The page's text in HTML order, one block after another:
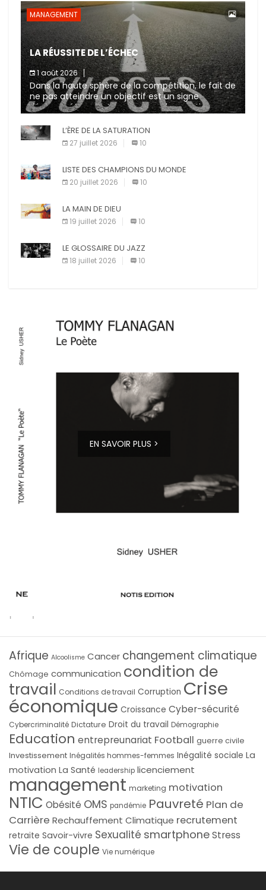
MANAGEMENT
LA RÉUSSITE DE L’ÉCHEC
1 août 2026
Dans la haute sphère de la compétition, le fait de
ne pas atteindre un objectif est un signe
d’incompétence et une source de sanctions
diverses (avertissement, […]
L’ÈRE DE LA SATURATION
27 juillet 2026 10
LISTE DES CHAMPIONS DU MONDE
20 juillet 2026 10
LA MAIN DE DIEU
19 juillet 2026 10
LE GLOSSAIRE DU JAZZ
18 juillet 2026 10
EN SAVOIR PLUS >
Afrique Alcoolisme Cancer changement climatique
Chômage communication condition de
travail Conditions de travail Corruption Crise
économique Croissance Cyber-sécurité
Cybercriminalité Dictature Droit du travail Démographie
Education entrepreunariat Football guerre civile
Investissement Inégalités hommes-femmes Inégalité sociale La
motivation La Santé leadership licenciement
management marketing motivation
NTIC Obésité OMS pandémie Pauvreté Plan de
Carrière Rechauffement Climatique recrutement
retraite Savoir-vivre Sexualité smartphoneStress
Vie de couple Vie numérique